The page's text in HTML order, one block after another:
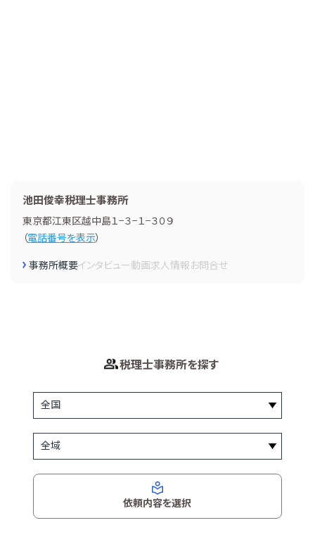
池田俊幸税理士事務所
東京都江東区越中島１−３−１−３０９
（電話番号を表示）
事務所概要インタビュー動画求人情報お問合せ
税理士事務所を探す
依頼内容を選択